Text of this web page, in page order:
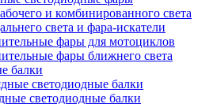
и комбинированного света
света и фара-искатели
фары для мотоциклов
фары ближнего света
балки
светодиодные балки
светодиодные балки